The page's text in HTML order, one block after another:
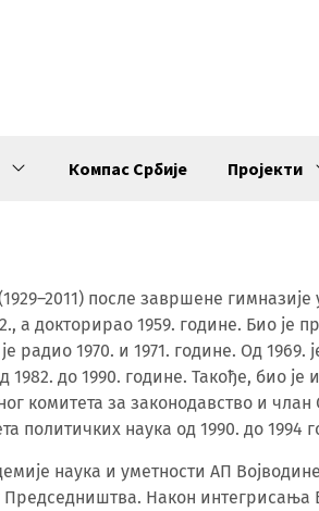
Компас Србије Пројекти
после завршене
а докторирао 1959. године. Био је
радио 1970. и 1971. године. Од 1969.
1982. до 1990. године. Такође, био
комитета за законодавство и
политичких наука од 1990. до 1994
наука и уметности АП
Након интегрисања